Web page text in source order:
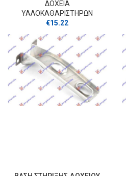
ΔΟΧΕΙΑ
ΥΑΛΟΚΑΘΑΡΙΣΤΗΡΩΝ
€15.22